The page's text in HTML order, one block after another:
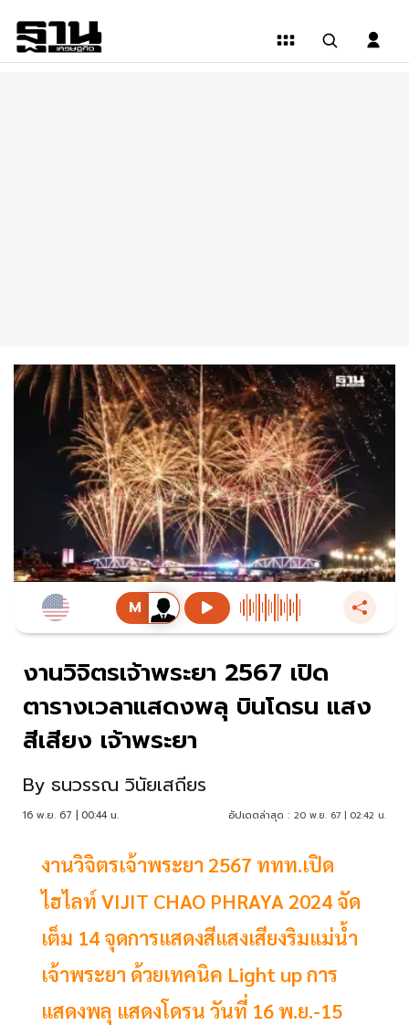
งานวิจิตรเจ้าพระยา 2567 เปิด
ตารางเวลาแสดงพลุ บินโดรน แสง
สีเสียง เจ้าพระยา
By ธนวรรณ วินัยเสถียร
16 พ.ย. 67 | 00:44 น. อัปเดตล่าสุด : 20 พ.ย. 67 | 02:42 น.
งานวิจิตรเจ้าพระยา 2567 ททท.เปิด
ไฮไลท์ VIJIT CHAO PHRAYA 2024 จัด
เต็ม 14 จุดการแสดงสีแสงเสียงริมแม่น้ำ
เจ้าพระยา ด้วยเทคนิค Light up การ
แสดงพลุ แสดงโดรน วันที่ 16 พ.ย.-15